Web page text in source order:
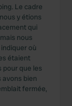
Le cadre
y étions
qui
nous
où
étaient
pour que les
avons bien
fermée,